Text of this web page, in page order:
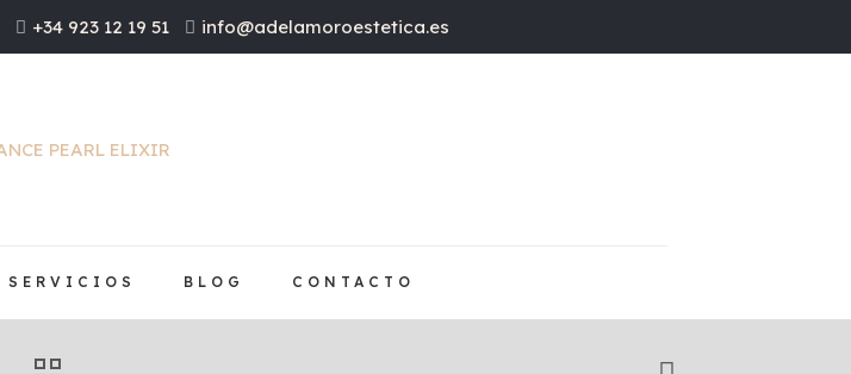
+34 923 12 19 51 info@adelamoroestetica.es
SERVICIOS BLOG CONTACTO